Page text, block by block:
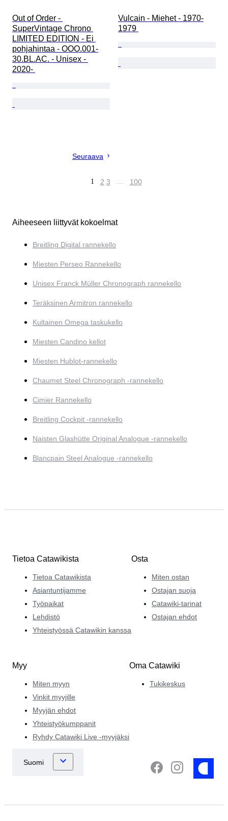
Out of Order -
SuperVintage Chrono
LIMITED EDITION - Ei
pohjahintaa - OOO.001-
30.BL.AC. - Unisex -
2020-
Vulcain - Miehet - 1970-
1979
Seuraava
1 2 3 … 100
Aiheeseen liittyvät kokoelmat
Breitling Digital rannekello
Miesten Perseo Rannekello
Unisex Franck Müller Chronograph rannekello
Teräksinen Armitron rannekello
Kultainen Omega taskukello
Miesten Candino kellot
Miesten Hublot-rannekello
Chaumet Steel Chronograph -rannekello
Cimier Rannekello
Breitling Cockpit -rannekello
Naisten Glashütte Original Analogue -rannekello
Blancpain Steel Analogue -rannekello
Tietoa Catawikista
Tietoa Catawikista
Asiantuntijamme
Työpaikat
Lehdistö
Yhteistyössä Catawikin kanssa
Osta
Miten ostan
Ostajan suoja
Catawiki-tarinat
Ostajan ehdot
Myy
Miten myyn
Vinkit myyjille
Myyjän ehdot
Yhteistyökumppanit
Ryhdy Catawiki Live -myyjäksi
Oma Catawiki
Tukikeskus